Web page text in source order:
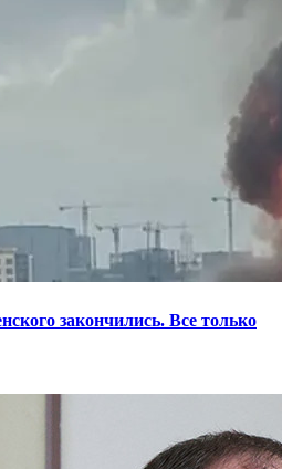
закончились. Все только